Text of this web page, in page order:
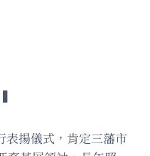
表揚儀式，肯定三藩市